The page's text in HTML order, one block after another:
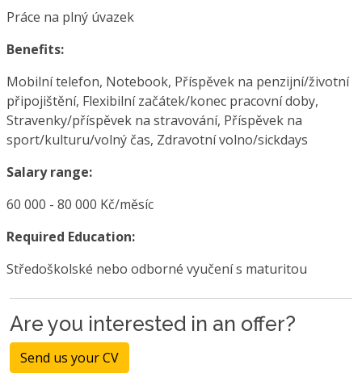
Práce na plný úvazek
Benefits:
Mobilní telefon, Notebook, Příspěvek na penzijní/životní
připojištění, Flexibilní začátek/konec pracovní doby,
Stravenky/příspěvek na stravování, Příspěvek na
sport/kulturu/volný čas, Zdravotní volno/sickdays
Salary range:
60 000 - 80 000 Kč/měsíc
Required Education:
Středoškolské nebo odborné vyučení s maturitou
Are you interested in an offer?
Send us your CV